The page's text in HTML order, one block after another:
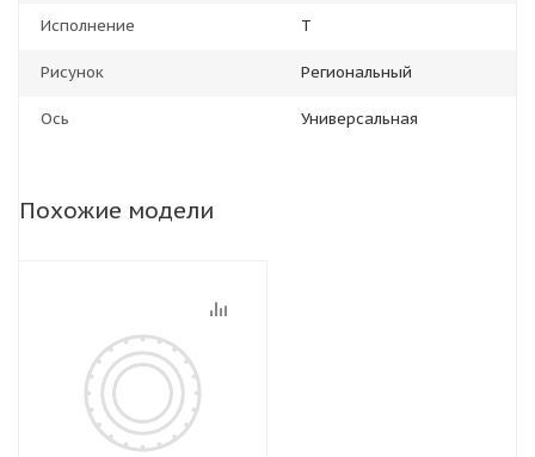
Исполнение T
Рисунок Региональный
Ось Универсальная
Похожие модели